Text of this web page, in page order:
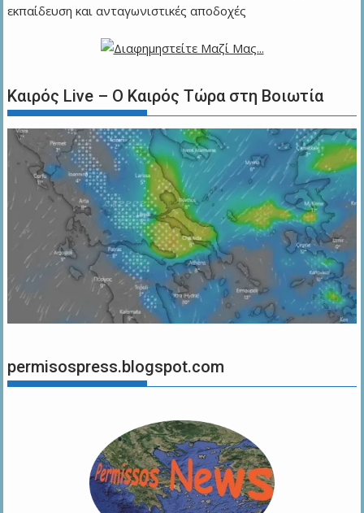
εκπαίδευση και ανταγωνιστικές αποδοχές
Καιρός Live – Ο Καιρός Τώρα στη Βοιωτία
permisospress.blogspot.com